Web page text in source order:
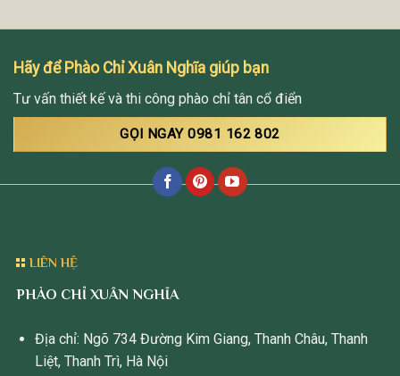
Hãy để Phào Chỉ Xuân Nghĩa giúp bạn
Tư vấn thiết kế và thi công phào chỉ tân cổ điển
GỌI NGAY 0981 162 802
LIÊN HỆ
PHÀO CHỈ XUÂN NGHĨA
Địa chỉ: Ngõ 734 Đường Kim Giang, Thanh Châu, Thanh
Liệt, Thanh Trì, Hà Nội